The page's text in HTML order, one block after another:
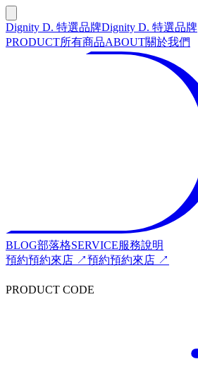
Dignity D. 特選品牌Dignity D. 特選品牌
PRODUCT所有商品ABOUT關於我們
BLOG部落格SERVICE服務說明
預約預約來店 ↗預約預約來店 ↗
PRODUCT CODE